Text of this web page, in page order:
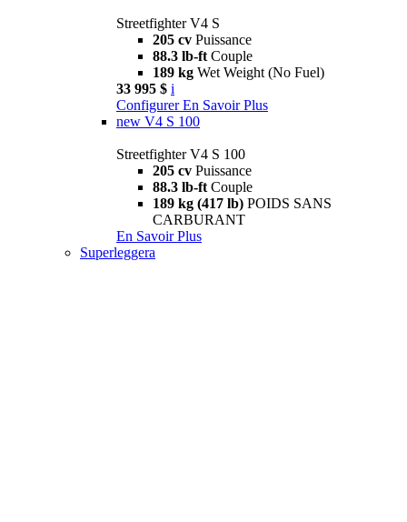
Streetfighter V4 S
205 cv Puissance
88.3 lb-ft Couple
189 kg Wet Weight (No Fuel)
33 995 $ i
Configurer En Savoir Plus
new V4 S 100
Streetfighter V4 S 100
205 cv Puissance
88.3 lb-ft Couple
189 kg (417 lb) POIDS SANS
CARBURANT
En Savoir Plus
Superleggera